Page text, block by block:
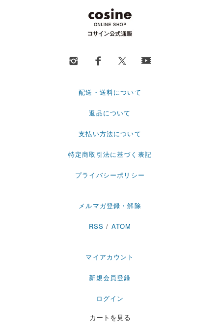
配送・送料について
返品について
支払い方法について
特定商取引法に基づく表記
プライバシーポリシー
メルマガ登録・解除
RSS / ATOM
マイアカウント
新規会員登録
ログイン
カートを見る